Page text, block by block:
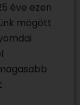
éve ezen
mögött